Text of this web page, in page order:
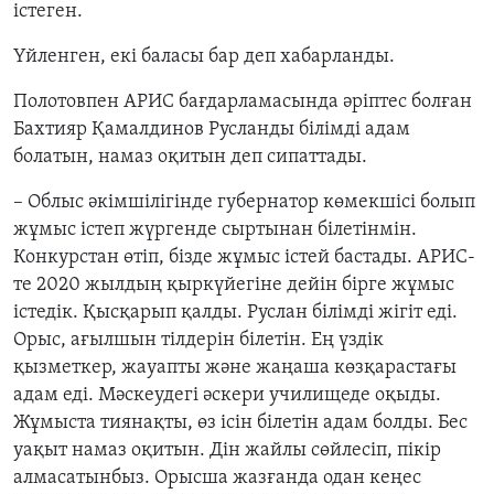
істеген.
Үйленген, екі баласы бар деп хабарланды.
Полотовпен АРИС бағдарламасында әріптес болған
Бахтияр Қамалдинов Русланды білімді адам
болатын, намаз оқитын деп сипаттады.
– Облыс әкімшілігінде губернатор көмекшісі болып
жұмыс істеп жүргенде сыртынан білетінмін.
Конкурстан өтіп, бізде жұмыс істей бастады. АРИС-
те 2020 жылдың қыркүйегіне дейін бірге жұмыс
істедік. Қысқарып қалды. Руслан білімді жігіт еді.
Орыс, ағылшын тілдерін білетін. Ең үздік
қызметкер, жауапты және жаңаша көзқарастағы
адам еді. Мәскеудегі әскери училищеде оқыды.
Жұмыста тиянақты, өз ісін білетін адам болды. Бес
уақыт намаз оқитын. Дін жайлы сөйлесіп, пікір
алмасатынбыз. Орысша жазғанда одан кеңес